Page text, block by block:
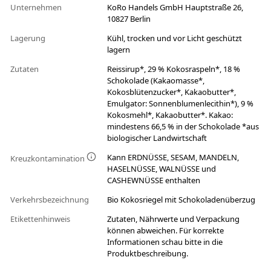
Unternehmen
KoRo Handels GmbH Hauptstraße 26,
10827 Berlin
Lagerung
Kühl, trocken und vor Licht geschützt
lagern
Zutaten
Reissirup*, 29 % Kokosraspeln*, 18 %
Schokolade (Kakaomasse*,
Kokosblütenzucker*, Kakaobutter*,
Emulgator: Sonnenblumenlecithin*), 9 %
Kokosmehl*, Kakaobutter*. Kakao:
mindestens 66,5 % in der Schokolade *aus
biologischer Landwirtschaft
Kreuzkontamination
Kann ERDNÜSSE, SESAM, MANDELN,
HASELNÜSSE, WALNÜSSE und
CASHEWNÜSSE enthalten
Verkehrsbezeichnung
Bio Kokosriegel mit Schokoladenüberzug
Etikettenhinweis
Zutaten, Nährwerte und Verpackung
können abweichen. Für korrekte
Informationen schau bitte in die
Produktbeschreibung.